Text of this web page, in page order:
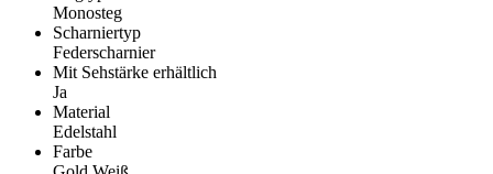
Monosteg
Scharniertyp
Federscharnier
Mit Sehstärke erhältlich
Ja
Material
Edelstahl
Farbe